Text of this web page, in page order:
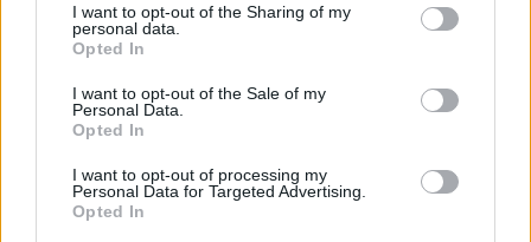
I want to opt-out of the Sharing of my
personal data.
Opted In
I want to opt-out of the Sale of my
Personal Data.
Opted In
I want to opt-out of processing my
Personal Data for Targeted Advertising.
Opted In